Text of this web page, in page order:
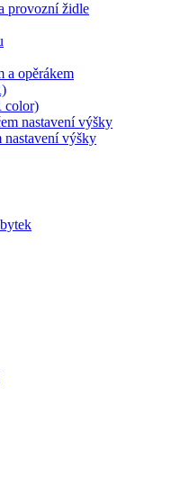
provozní židle
a opěrákem
color)
nastavení výšky
nastavení výšky